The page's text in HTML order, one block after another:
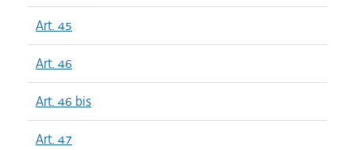
Art. 45
Art. 46
Art. 46 bis
Art. 47